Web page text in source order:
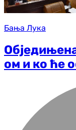
Бања Лука
ом и ко ће